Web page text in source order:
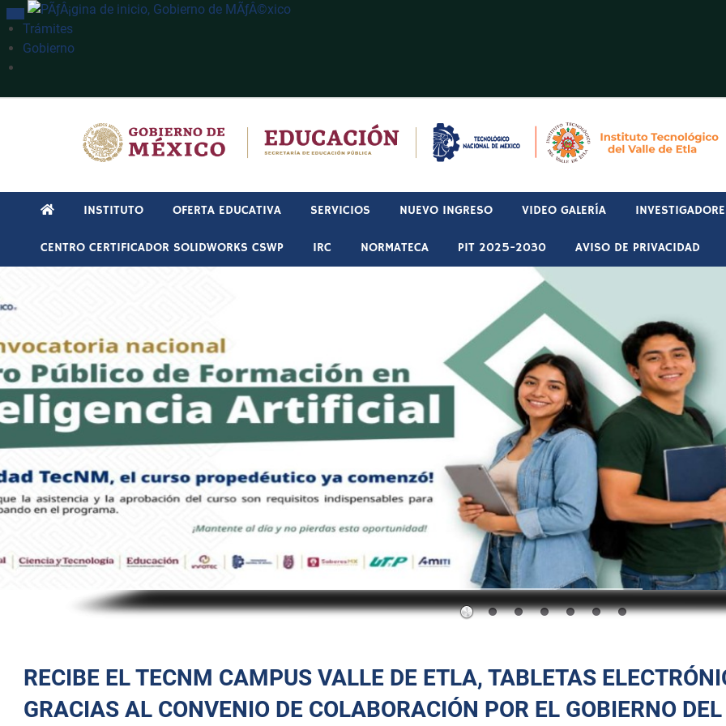
INTERRUPTOR DE NAVEGACIÓN
Trámites
Gobierno
INSTITUTO OFERTA EDUCATIVA SERVICIOS NUEVO INGRESO VIDEO GALERÍA
CENTRO CERTIFICADOR SOLIDWORKS CSWP IRC NORMATECA PIT 2025-2030 AVISO DE PRIVACIDAD
RECIBE EL TECNM CAMPUS VALLE DE ETLA, TABLETAS
GRACIAS AL CONVENIO DE COLABORACIÓN POR EL GOBIERNO DEL